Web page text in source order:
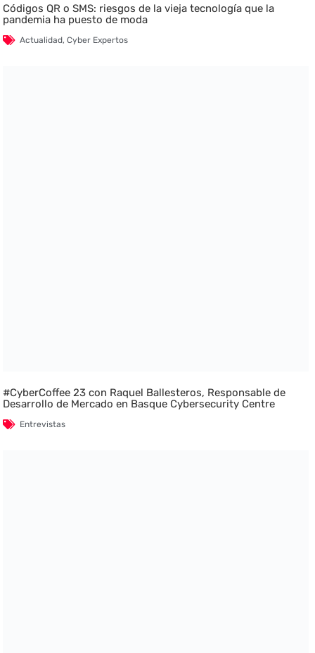
Códigos QR o SMS: riesgos de la vieja tecnología que la
pandemia ha puesto de moda
Actualidad,Cyber Expertos
#CyberCoffee 23 con Raquel Ballesteros, Responsable de
Desarrollo de Mercado en Basque Cybersecurity Centre
Entrevistas